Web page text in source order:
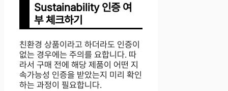
Sustainability 인증 여
부 체크하기
친환경 상품이라고 하더라도 인증이
없는 경우에는 주의를 요합니다. 따
라서 구매 전에 해당 제품이 어떤 지
속가능성 인증을 받았는지 미리 확인
하는 과정이 필요합니다.